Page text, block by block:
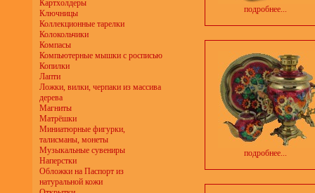
Картхолдеры
Ключницы
Коллекционные тарелки
Колокольчики
Компасы
Компьютерные мышки с росписью
Копилки
Лапти
Ложки, вилки, черпаки из массива
дерева
Магниты
Матрёшки
Миниатюрные фигурки,
талисманы, монеты
Музыкальные сувениры
Наперстки
Обложки на Паспорт из
натуральной кожи
подробнее...
подробнее...